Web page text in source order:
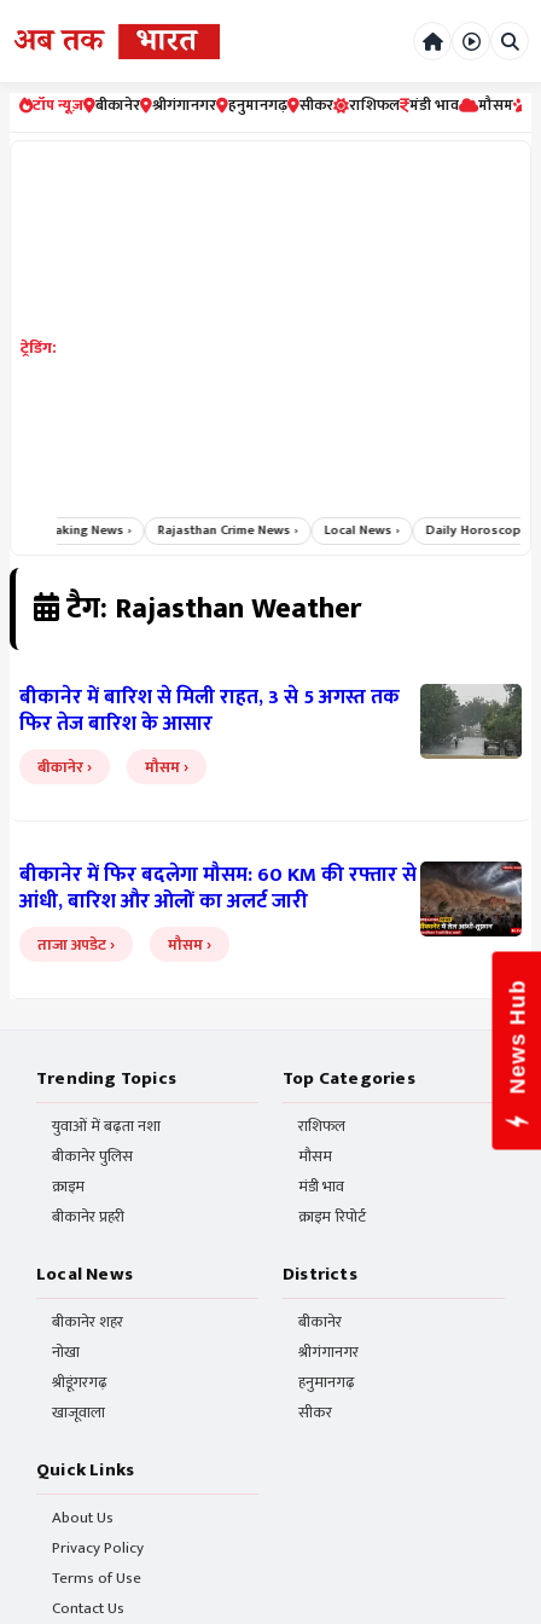
टॉप न्यूज़ बीकानेर श्रीगंगानगर हनुमानगढ़ सीकर राशिफल मंडी भाव मौसम
ट्रेडिंग:
Breaking News › Rajasthan Crime News › Local News › Daily Horoscope
टैग: Rajasthan Weather
बीकानेर में बारिश से मिली राहत, 3 से 5 अगस्त तक
फिर तेज बारिश के आसार
बीकानेर मौसम
बीकानेर में फिर बदलेगा मौसम: 60 KM की रफ्तार से
आंधी, बारिश और ओलों का अलर्ट जारी
ताजा अपडेट मौसम
Trending Topics
युवाओं में बढ़ता नशा
बीकानेर पुलिस
क्राइम
बीकानेर प्रहरी
Top Categories
राशिफल
मौसम
मंडी भाव
क्राइम रिपोर्ट
Local News
बीकानेर शहर
नोखा
श्रीडूंगरगढ़
खाजूवाला
Districts
बीकानेर
श्रीगंगानगर
हनुमानगढ़
सीकर
Quick Links
About Us
Privacy Policy
Terms of Use
Contact Us
News Hub